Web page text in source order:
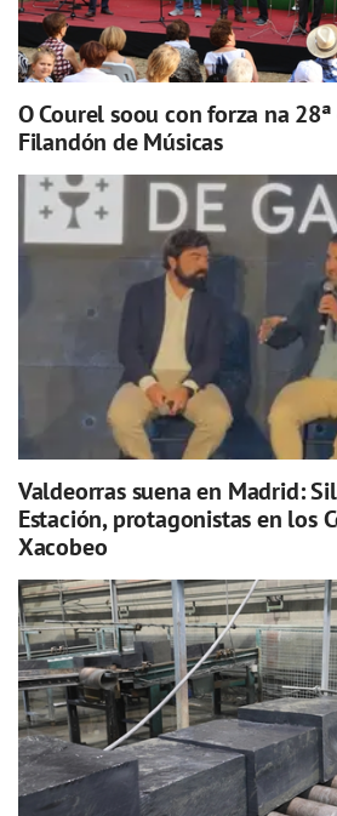
O Courel soou con forza na
Filandón de Músicas
Valdeorras suena en Madrid:
Estación, protagonistas en los
Xacobeo